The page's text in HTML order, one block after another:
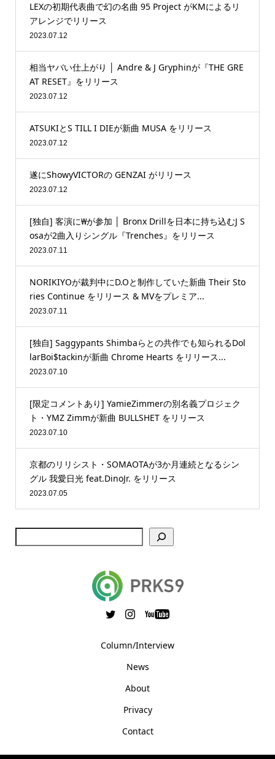
LEXの初期代表曲で幻の名曲 95 Project がKMによるリ
アレンジでリリース
2023.07.12
相当ヤバい仕上がり │ Andre & J Gryphinが『THE GRE
AT RESET』をリリース
2023.07.12
ATSUKIとS TILL I DIEが新曲 MUSA をリリース
2023.07.12
遂にShowyVICTORの GENZAI がリリース
2023.07.12
[独自] 客演に₩が参加 │ Bronx Drillを日本に持ち込むJ S
osaが2曲入りシングル『Trenches』をリリース
2023.07.11
NORIKIYOが裁判中にD.Oと制作していた新曲 Their Sto
ries Continue をリリース & MVをプレミア...
2023.07.11
[独自] Saggypants Shimbaらとの共作でも知られるDol
larBoi$tackinが新曲 Chrome Hearts をリリース...
2023.07.10
[限定コメントあり] YamieZimmerの別名義プロジェク
ト・YMZ Zimmが新曲 BULLSHET をリリース
2023.07.10
京都のリリシスト・SOMAOTAが3か月連続となるシン
グル 我愛日光 feat.DinoJr. をリリース
2023.07.05
Column/Interview
News
About
Privacy
Contact